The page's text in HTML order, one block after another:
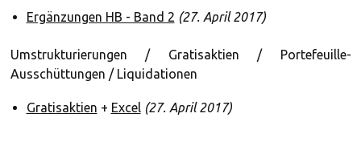
Ergänzungen HB - Band 2 (27. April 2017)
Umstrukturierungen / Gratisaktien / Portefeuille-
Ausschüttungen / Liquidationen
Gratisaktien + Excel (27. April 2017)